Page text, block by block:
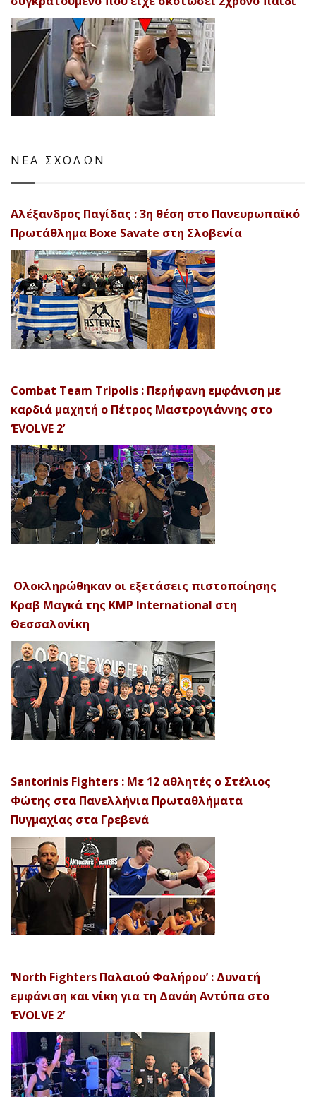
ΝΕΑ ΣΧΟΛΩΝ
Αλέξανδρος Παγίδας : 3η θέση στο Πανευρωπαϊκό
Πρωτάθλημα Boxe Savate στη Σλοβενία
Combat Team Tripolis : Περήφανη εμφάνιση με
καρδιά μαχητή ο Πέτρος Μαστρογιάννης στο
‘EVOLVE 2’
Ολοκληρώθηκαν οι εξετάσεις πιστοποίησης
Κραβ Μαγκά της KMP International στη
Θεσσαλονίκη
Santorinis Fighters : Με 12 αθλητές ο Στέλιος
Φώτης στα Πανελλήνια Πρωταθλήματα
Πυγμαχίας στα Γρεβενά
‘North Fighters Παλαιού Φαλήρου’ : Δυνατή
εμφάνιση και νίκη για τη Δανάη Αντύπα στο
‘EVOLVE 2’